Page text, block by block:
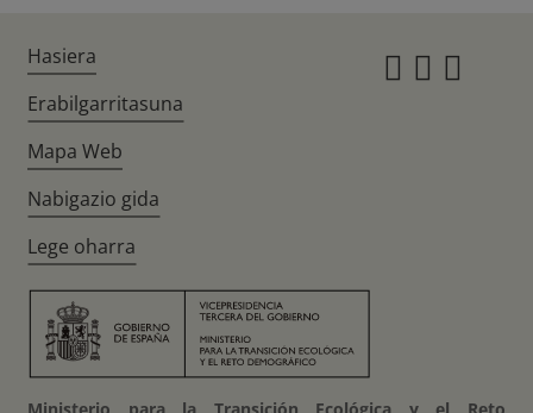
Hasiera
Erabilgarritasuna
Mapa Web
Nabigazio gida
Lege oharra